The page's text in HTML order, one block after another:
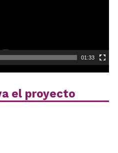
01:33
el proyecto